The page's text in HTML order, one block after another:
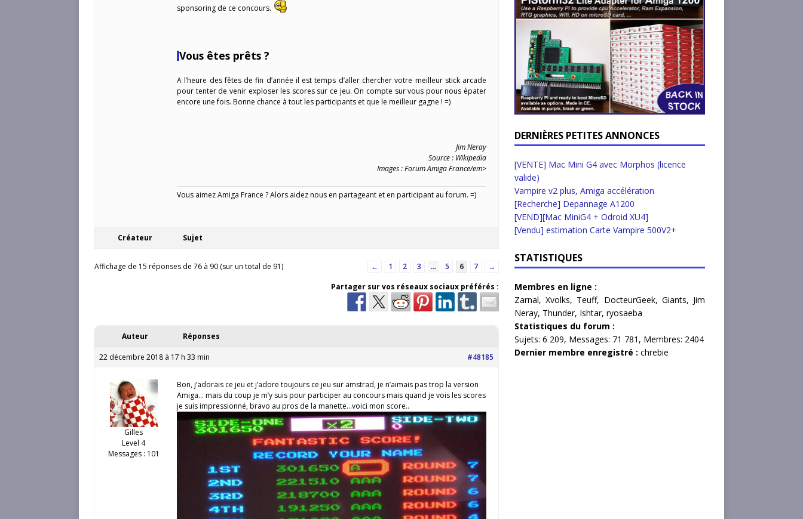
sponsoring de ce concours.
Vous êtes prêts ?
A l’heure des fêtes de fin d’année il est temps d’aller chercher votre meilleur stick arcade
pour tenter de venir exploser les scores sur ce jeu. On compte sur vous pour nous épater
encore une fois. Bonne chance à tout les participants et que le meilleur gagne ! =)
Jim Neray
Source : Wikipedia
Images : Forum Amiga France/em>
Vous aimez Amiga France ? Alors aidez nous en partageant et en participant au forum. =)
Créateur Sujet
Affichage de 15 réponses de 76 à 90 (sur un total de 91) ← 1 2 3 … 5 6 7
→
Partager sur vos réseaux sociaux préférés :
Auteur Réponses
22 décembre 2018 à 17 h 33 min #48185
Gilles
Level 4
Messages : 101
Bon, j’adorais ce jeu et j’adore toujours ce jeu sur amstrad, je n’aimais pas trop la version
Amiga… mais du coup je m’y suis pour participer au concours mais quand je vois les scores
je suis impressionné, bravo au pros de la manette…voici mon score..
DERNIÈRES PETITES ANNONCES
[VENTE] Mac Mini G4 avec Morphos (licence
valide)
Vampire v2 plus, Amiga accélération
[Recherche] Depannage A1200
[VEND][Mac MiniG4 + Odroid XU4]
[Vendu] estimation Carte Vampire 500V2+
STATISTIQUES
Membres en ligne :
Zarnal,Xvolks, Teuff, DocteurGeek, Giants, Jim
Neray, Thunder, Ishtar, ryosaeba
Statistiques du forum :
Sujets: 6 209, Messages: 71 781, Membres: 2404
Dernier membre enregistré : chrebie